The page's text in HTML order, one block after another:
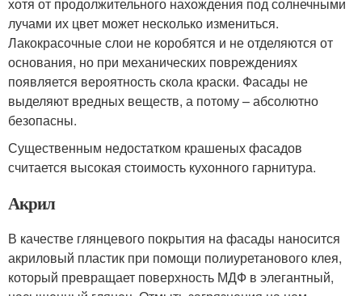
лучами их цвет может несколько измениться.
Лакокрасочные слои не коробятся и не отделяются от
основания, но при механических повреждениях
появляется вероятность скола краски. Фасады не
выделяют вредных веществ, а потому – абсолютно
безопасны.
Существенным недостатком крашеных фасадов
считается высокая стоимость кухонного гарнитура.
Акрил
В качестве глянцевого покрытия на фасады наносится
акриловый пластик при помощи полиуретанового клея,
который превращает поверхность МДФ в элегантный,